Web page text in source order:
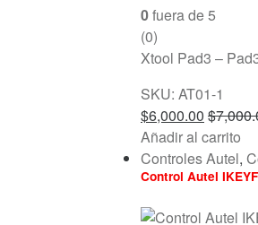
0fuera de 5
(0)
Xtool Pad3 –
SKU: AT01-1
$6,000.00 $
Añadir al carrito
Controles Autel,
Control Autel